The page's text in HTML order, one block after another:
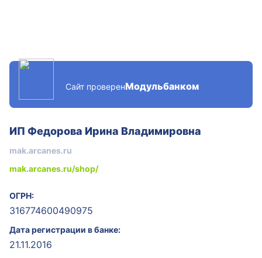
Сайт проверенМодульбанком
ИП Федорова Ирина Владимировна
mak.arcanes.ru
mak.arcanes.ru/shop/
ОГРН:
316774600490975
Дата регистрации в банке:
21.11.2016